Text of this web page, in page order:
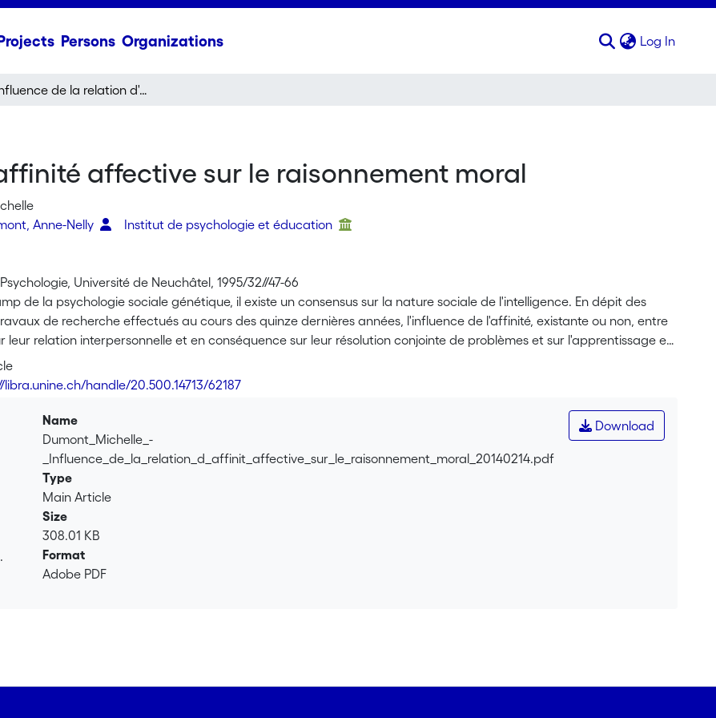
Persons Organizations Log In
Influence de la relation d'affinité affective sur le raisonnement moral
affective sur le raisonnement moral
Anne-Nelly
Institut de psychologie et éducation
Université de Neuchâtel, 1995/32//47-66
de la psychologie sociale génétique, il existe un consensus sur la nature sociale de l'intelligence. En dépit des
de recherche effectués au cours des quinze dernières années, l'influence de l'affinité, existante ou non, entre
leur relation interpersonnelle et en conséquence sur leur résolution conjointe de problèmes et sur l'apprentissage en
encore largement méconnue. Etant donné la rareté des travaux existants qui tiennent compte de ce facteur
cette étude vise à pallier à ce problème à travers deux objectifs distincts : premièrement, souligner les coûts et
le raisonnement d'enfants suite à une discussion avec un partenaire social ami ou non-ami; deuxièmement,
modalités interactives observées lors d'une discussion morale en tenant compte du type d'affinité affective des
<br><br> Des entretiens sociométriques auprès d'enfants et d'enseignants ont été effectués afin d'identifier trois
relations interpersonnelles : affinité réciproque, affinité asymétrique et absence d'affinité (excluant les ennemis).
au premier objectif de recherche, les résultats révèlent que les enfants qui ont discuté avec un partenaire avec
une relation affective asymétrique ont tendance à faire davantage de progrès dans leur raisonnement moral
aux non amis qui profitent moins de leurs interactions sociales. En ce qui concerne le deuxième objectif de
les résultats indiquent que la proximité interpersonnelle facilite la collaboration et l'organisation collective du travail.
handle/20.500.14713/62187
Download
Name
Dumont_Michelle_-
_Influence_de_la_relation_d_affinit_affective_sur_le_raisonnement_moral_20140214.pdf
Type
Main Article
Size
308.01 KB
Format
Adobe PDF